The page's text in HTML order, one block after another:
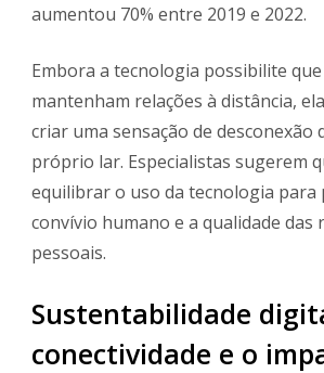
aumentou 70% entre 2019 e 2022.
Embora a tecnologia possibilite
mantenham relações à distância,
criar uma sensação de desconexão
próprio lar. Especialistas sugerem
equilibrar o uso da tecnologia para
convívio humano e a qualidade das
pessoais.
Sustentabilidade
conectividade e o